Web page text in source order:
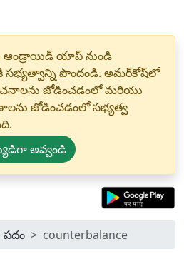
యాప్ నుండి
సభ్యత్వాన్ని పొందండి. అమర్‌కోష్‌లో
జోడించడంలో మరియు
జోడించడంలో సభ్యత్వ
అవ్వండి
పదం counterbalance